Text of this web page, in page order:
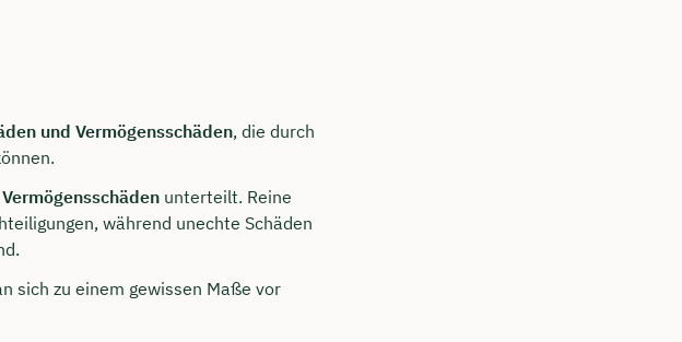
und Vermögensschäden, die durch
unterteilt. Reine
während unechte Schäden
sich zu einem gewissen Maße vor